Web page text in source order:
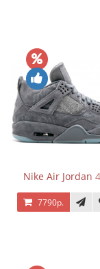
Nike Air Jordan
7790р.